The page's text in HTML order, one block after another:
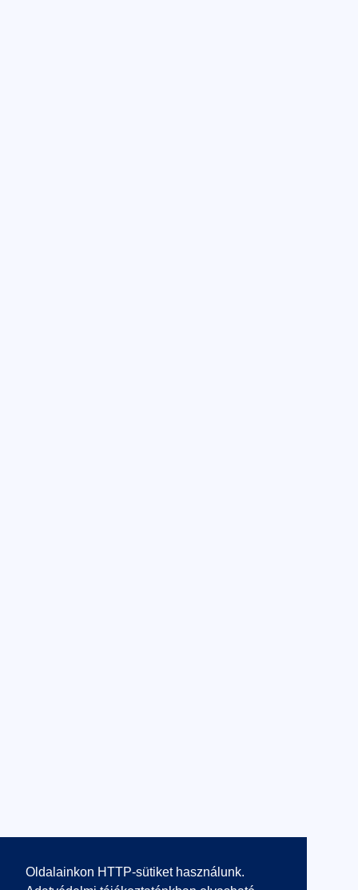
Oldalainkon HTTP-sütiket használunk.